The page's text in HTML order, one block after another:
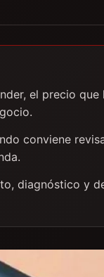
el precio que
conviene
diagnóstico y